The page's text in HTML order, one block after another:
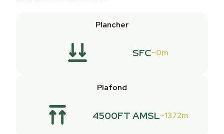
Plancher
SFC 0m
Plafond
4500FT AMSL 1372m